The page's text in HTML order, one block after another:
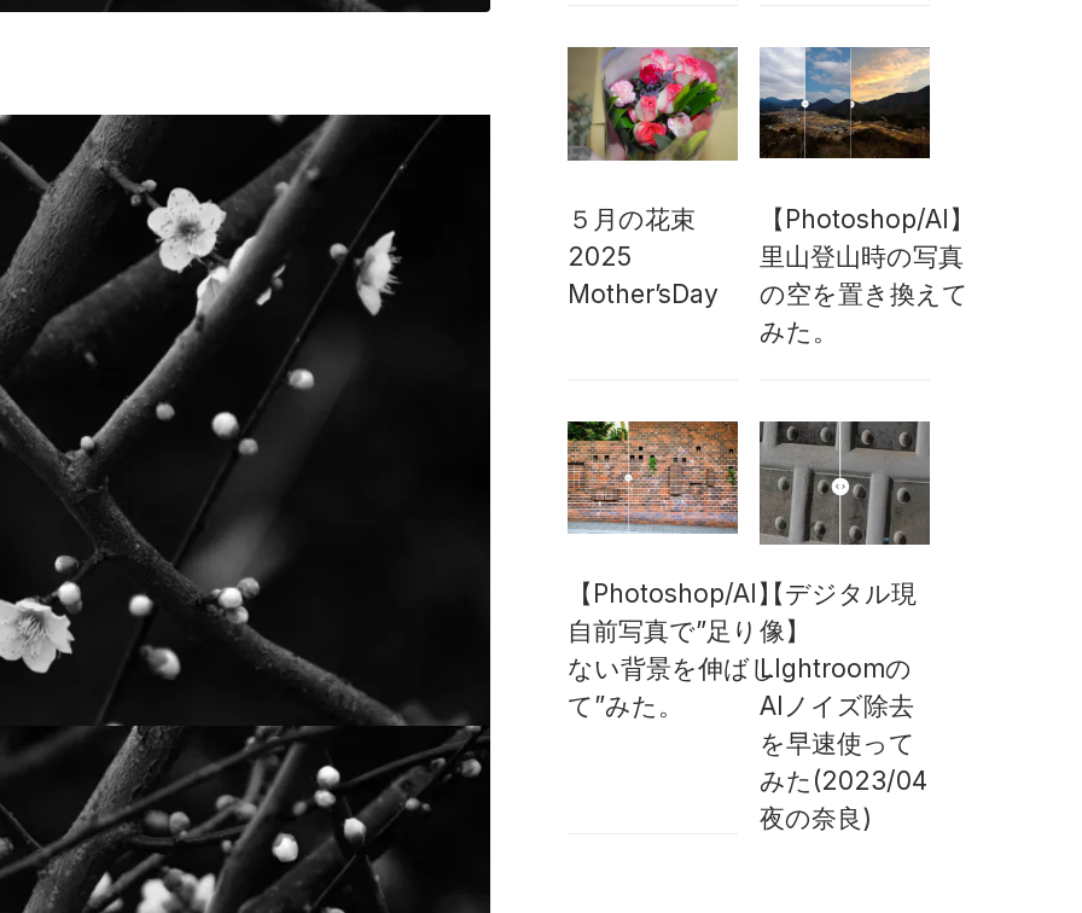
５月の花束
2025
Mother’sDay
【Photoshop/AI】
里山登山時の写真
の空を置き換えて
みた。
【Photoshop/AI】
自前写真で”足り
ない背景を伸ばし
て”みた。
【デジタル現
像】
LIghtroomの
AIノイズ除去
を早速使って
みた(2023/04
夜の奈良)